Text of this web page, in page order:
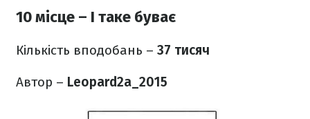
10 місце – І таке буває
Кількість вподобань – 37 тисяч
Автор – Leopard2a_2015